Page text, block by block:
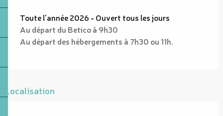
Toute l'année 2026 - Ouvert tous les jours
Au départ du Betico à 9h30
Au départ des hébergements à 7h30 ou 11h.
Localisation